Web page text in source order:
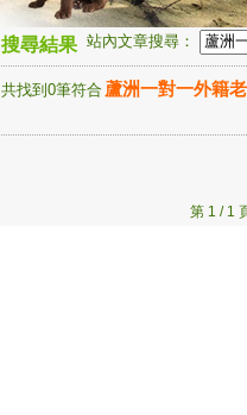
搜尋結果 站內文章搜尋：
共找到0筆符合 蘆洲一對一外籍
第 1 /